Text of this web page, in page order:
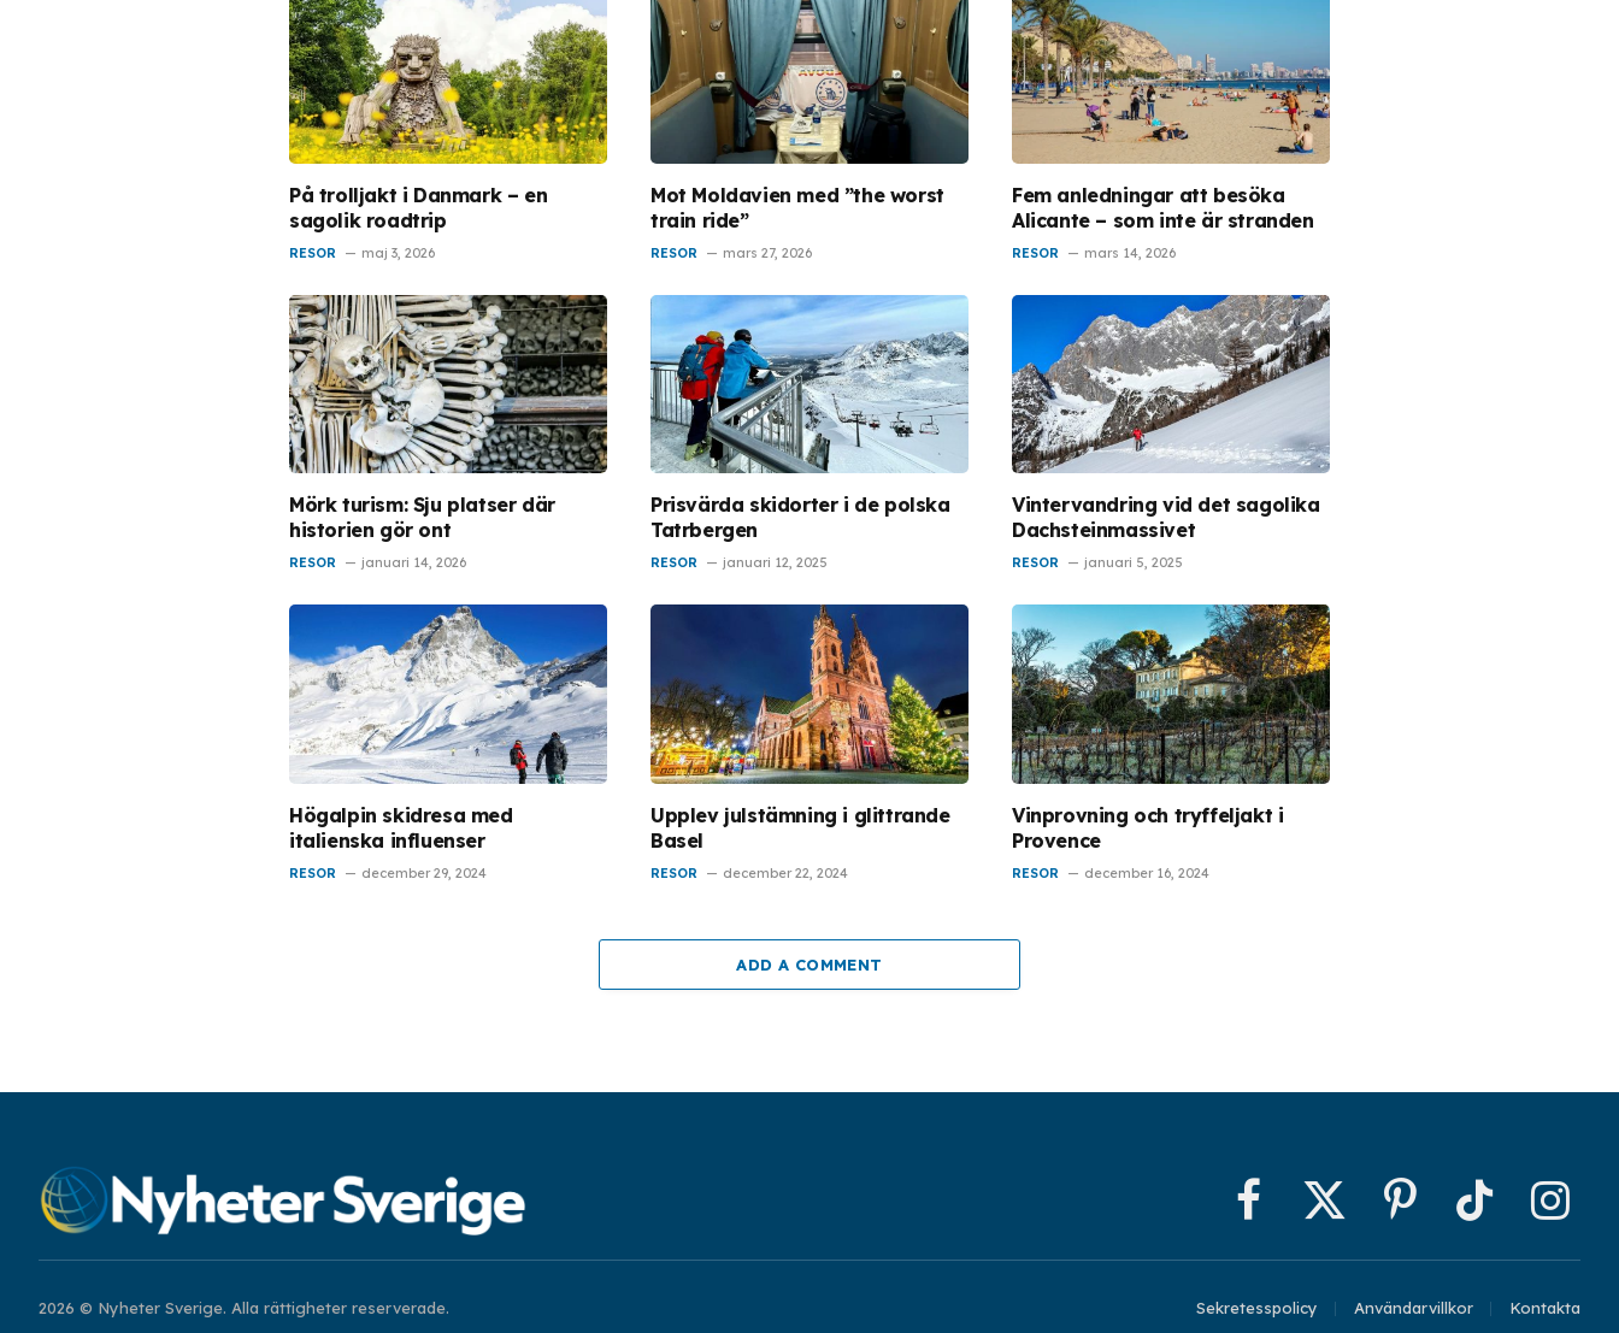
På trolljakt i Danmark – en
sagolik roadtrip
RESOR maj 3, 2026
Mot Moldavien med ”the worst
train ride”
RESOR mars 27, 2026
Fem anledningar att besöka
Alicante – som inte är stranden
RESOR mars 14, 2026
Mörk turism: Sju platser där
historien gör ont
RESOR januari 14, 2026
Prisvärda skidorter i de polska
Tatrbergen
RESOR januari 12, 2025
Vintervandring vid det sagolika
Dachsteinmassivet
RESOR januari 5, 2025
Högalpin skidresa med
italienska influenser
RESOR december 29, 2024
Upplev julstämning i glittrande
Basel
RESOR december 22, 2024
Vinprovning och tryffeljakt i
Provence
RESOR december 16, 2024
ADD A COMMENT
FacebookX
Pinterest TikTok
2026 © Nyheter Sverige. Alla rättigheter reserverade. Sekretesspolicy Användarvillkor Kontakta